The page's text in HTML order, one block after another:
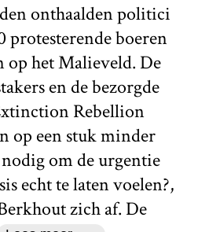
onthaalden politici
protesterende boeren
op het Malieveld. De
en de bezorgde
Rebellion
op een stuk minder
om de urgentie
echt te laten voelen?,
zich af. De